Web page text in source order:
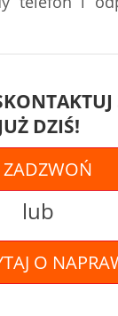
DZIŚ!
ZADZWOŃ
lub
O